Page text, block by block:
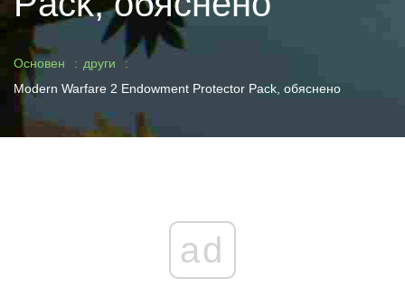
Основен
други
Modern Warfare 2 Endowment Protector Pack, обяснено
ad